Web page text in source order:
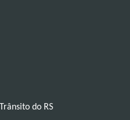
do RS